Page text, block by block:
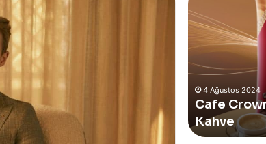
2024
İlk ve Tek: Tahinli
Momo
Bodrum’da
Yer
Alan
Yeni
Summer
Pop-
Up
Mağazasını
4 Ağustos
Yves
Alan
Özel